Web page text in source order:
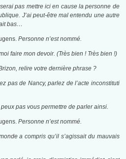
pas mettre ici en cause la personne de
J’ai peut-être mal entendu une autre
bas…
Personne n’est nommé.
faire mon devoir. (Très bien ! Très bien !)
relire votre dernière phrase ?
pas de Nancy, parlez de l’acte inconstituti
pas vous permettre de parler ainsi.
Personne n’est nommé.
a compris qu’il s’agissait du mauvais